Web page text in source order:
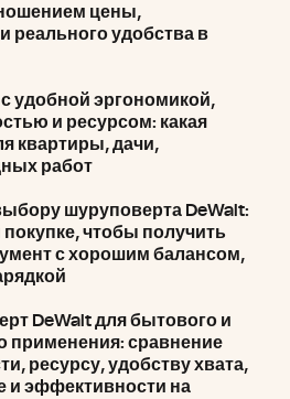
цены,
реального удобства в
удобной эргономикой,
и ресурсом: какая
квартиры, дачи,
работ
шуруповерта DeWalt:
покупке, чтобы получить
с хорошим балансом,
DeWalt для бытового и
применения: сравнение
ресурсу, удобству хвата,
и эффективности на